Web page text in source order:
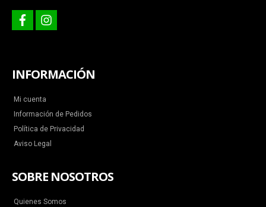
facebookinstagram
INFORMACIÓN
Mi cuenta
Información de Pedidos
Política de Privacidad
Aviso Legal
SOBRE NOSOTROS
Quienes Somos